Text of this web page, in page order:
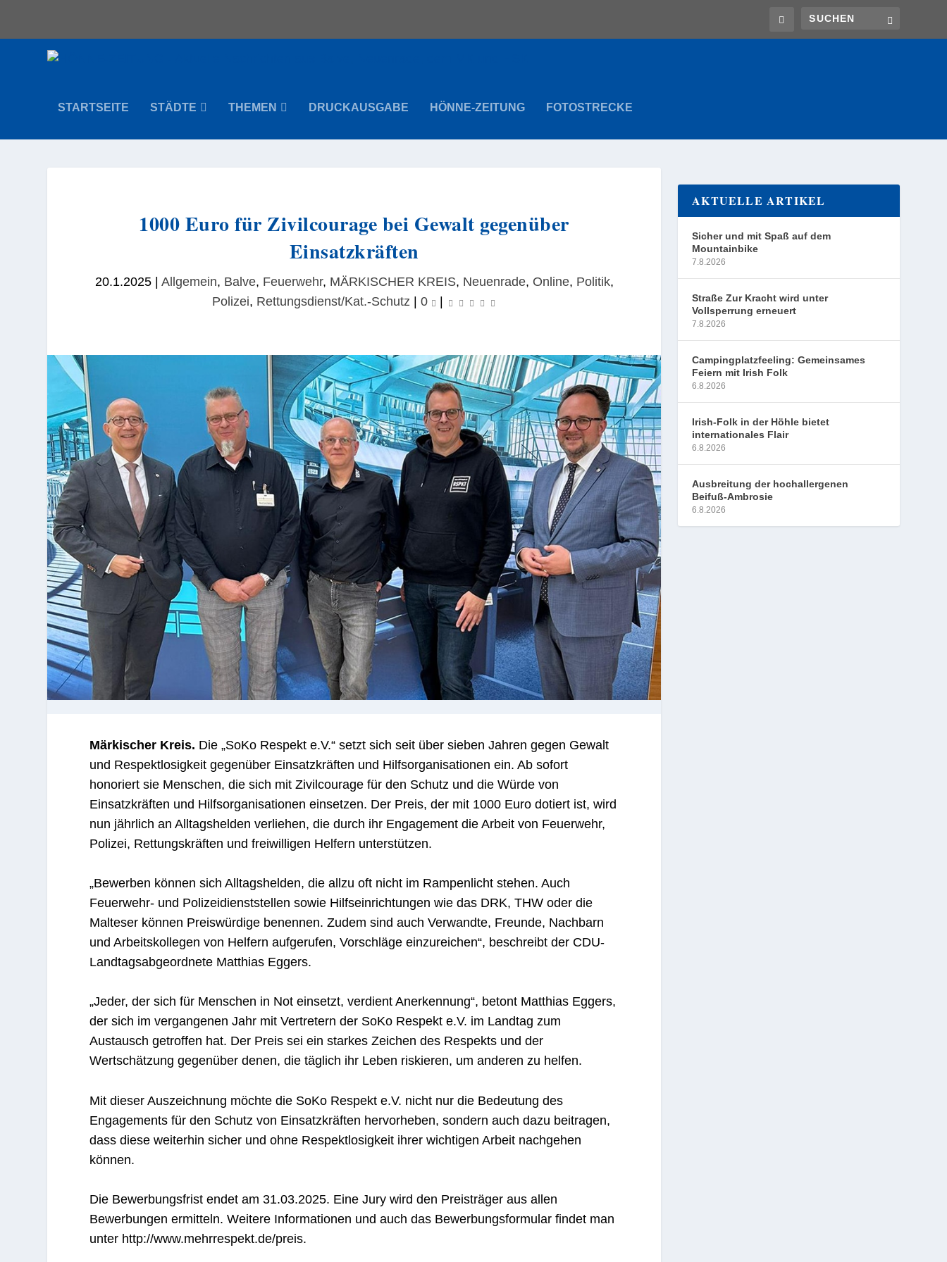
STARTSEITE STÄDTE THEMEN DRUCKAUSGABE HÖNNE-ZEITUNG FOTOSTRECKE
1000 Euro für Zivilcourage bei Gewalt gegenüber
Einsatzkräften
20.1.2025| Allgemein, Balve, Feuerwehr, MÄRKISCHER KREIS, Neuenrade, Online, Politik,
Polizei, Rettungsdienst/Kat.-Schutz |0
Märkischer Kreis. Die „SoKo Respekt e.V.“ setzt sich seit über sieben Jahren gegen Gewalt
und Respektlosigkeit gegenüber Einsatzkräften und Hilfsorganisationen ein. Ab sofort
honoriert sie Menschen, die sich mit Zivilcourage für den Schutz und die Würde von
Einsatzkräften und Hilfsorganisationen einsetzen. Der Preis, der mit 1000 Euro dotiert ist, wird
nun jährlich an Alltagshelden verliehen, die durch ihr Engagement die Arbeit von Feuerwehr,
Polizei, Rettungskräften und freiwilligen Helfern unterstützen.
„Bewerben können sich Alltagshelden, die allzu oft nicht im Rampenlicht stehen. Auch
Feuerwehr- und Polizeidienststellen sowie Hilfseinrichtungen wie das DRK, THW oder die
Malteser können Preiswürdige benennen. Zudem sind auch Verwandte, Freunde, Nachbarn
und Arbeitskollegen von Helfern aufgerufen, Vorschläge einzureichen“, beschreibt der CDU-
Landtagsabgeordnete Matthias Eggers.
„Jeder, der sich für Menschen in Not einsetzt, verdient Anerkennung“, betont Matthias Eggers,
der sich im vergangenen Jahr mit Vertretern der SoKo Respekt e.V. im Landtag zum
Austausch getroffen hat. Der Preis sei ein starkes Zeichen des Respekts und der
Wertschätzung gegenüber denen, die täglich ihr Leben riskieren, um anderen zu helfen.
Mit dieser Auszeichnung möchte die SoKo Respekt e.V. nicht nur die Bedeutung des
Engagements für den Schutz von Einsatzkräften hervorheben, sondern auch dazu beitragen,
dass diese weiterhin sicher und ohne Respektlosigkeit ihrer wichtigen Arbeit nachgehen
können.
Die Bewerbungsfrist endet am 31.03.2025. Eine Jury wird den Preisträger aus allen
Bewerbungen ermitteln. Weitere Informationen und auch das Bewerbungsformular findet man
unter http://www.mehrrespekt.de/preis.
AKTUELLE ARTIKEL
Sicher und mit Spaß auf dem
Mountainbike
7.8.2026
Straße Zur Kracht wird unter
Vollsperrung erneuert
7.8.2026
Campingplatzfeeling: Gemeinsames
Feiern mit Irish Folk
6.8.2026
Irish-Folk in der Höhle bietet
internationales Flair
6.8.2026
Ausbreitung der hochallergenen
Beifuß-Ambrosie
6.8.2026